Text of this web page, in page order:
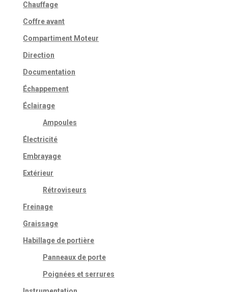
Chauffage
Coffre avant
Compartiment Moteur
Direction
Documentation
Échappement
Éclairage
Ampoules
Électricité
Embrayage
Extérieur
Rétroviseurs
Freinage
Graissage
Habillage de portière
Panneaux de porte
Poignées et serrures